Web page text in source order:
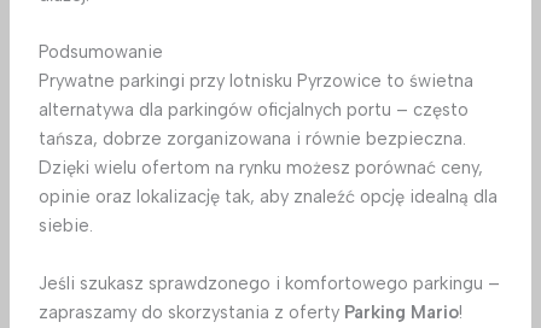
Podsumowanie
Prywatne parkingi przy lotnisku Pyrzowice to świetna
alternatywa dla parkingów oficjalnych portu – często
tańsza, dobrze zorganizowana i równie bezpieczna.
Dzięki wielu ofertom na rynku możesz porównać ceny,
opinie oraz lokalizację tak, aby znaleźć opcję idealną dla
siebie.
Jeśli szukasz sprawdzonego i komfortowego parkingu –
zapraszamy do skorzystania z oferty Parking Mario!